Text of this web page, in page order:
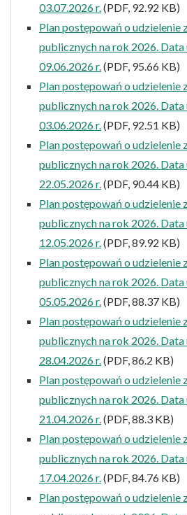
03.07.2026 r.(PDF, 92.92 KB)
Plan postępowań o udzielenie
publicznych na rok 2026. Data
09.06.2026 r.(PDF, 95.66 KB)
Plan postępowań o udzielenie
publicznych na rok 2026. Data
03.06.2026 r.(PDF, 92.51 KB)
Plan postępowań o udzielenie
publicznych na rok 2026. Data
22.05.2026 r.(PDF, 90.44 KB)
Plan postępowań o udzielenie
publicznych na rok 2026. Data
12.05.2026 r.(PDF, 89.92 KB)
Plan postępowań o udzielenie
publicznych na rok 2026. Data
05.05.2026 r.(PDF, 88.37 KB)
Plan postępowań o udzielenie
publicznych na rok 2026. Data
28.04.2026 r.(PDF, 86.2 KB)
Plan postępowań o udzielenie
publicznych na rok 2026. Data
21.04.2026 r.(PDF, 88.3 KB)
Plan postępowań o udzielenie
publicznych na rok 2026. Data
17.04.2026 r.(PDF, 84.76 KB)
Plan postępowań o udzielenie